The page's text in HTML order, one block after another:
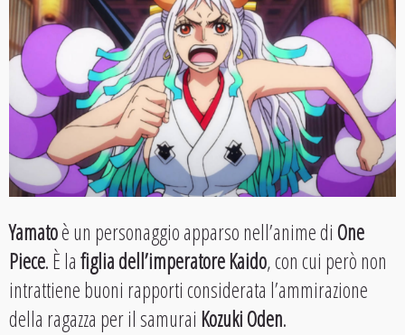
Yamatoè un personaggio apparso nell’anime diOne
Piece. È lafiglia dell’imperatore Kaido, con cui però non
intrattiene buoni rapporti considerata l’ammirazione
della ragazza per il samurai Kozuki Oden.